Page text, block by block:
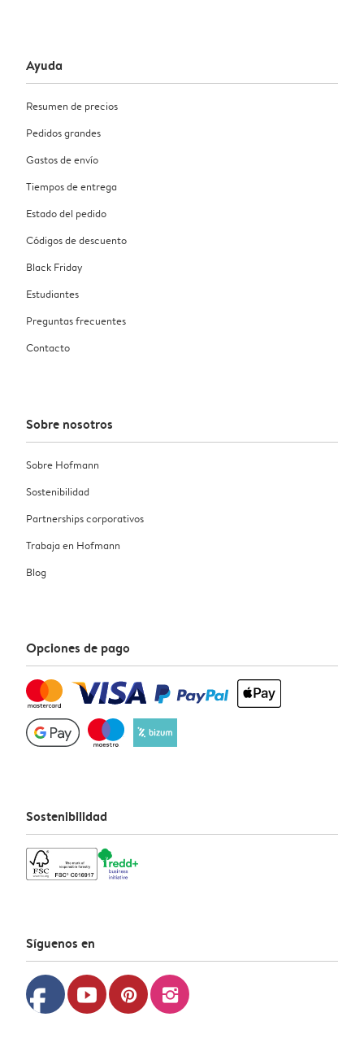
Ayuda
Resumen de precios
Pedidos grandes
Gastos de envío
Tiempos de entrega
Estado del pedido
Códigos de descuento
Black Friday
Estudiantes
Preguntas frecuentes
Contacto
Sobre nosotros
Sobre Hofmann
Sostenibilidad
Partnerships corporativos
Trabaja en Hofmann
Blog
Opciones de pago
Sostenibilidad
Síguenos en
facebook youtube pinterest instagram